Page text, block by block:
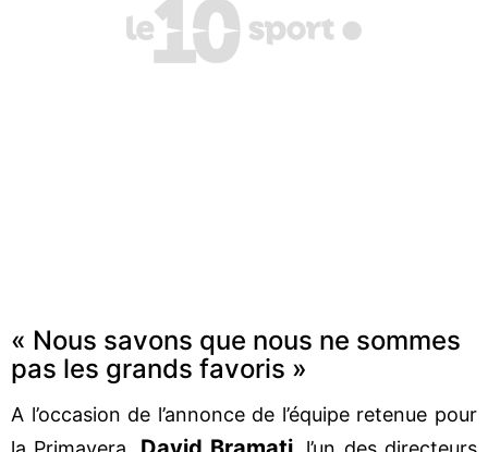
« Nous savons que nous ne sommes
pas les grands favoris »
A l’occasion de l’annonce de l’équipe retenue pour